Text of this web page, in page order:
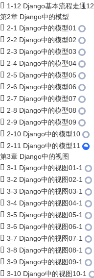
1-12 Django基本流程走通12
第2章 Django中的模型
2-1 Django中的模型01
2-2 Django中的模型02
2-3 Django中的模型03
2-4 Django中的模型04
2-5 Django中的模型05
2-6 Django中的模型06
2-7 Django中的模型07
2-8 Django中的模型08
2-9 Django中的模型09
2-10 Django中的模型10
2-11 Django中的模型11
第3章 Django中的视图
3-1 Django中的视图01-1
3-2 Django中的视图02-1
3-3 Django中的视图03-1
3-4 Django中的视图04-1
3-5 Django中的视图05-1
3-6 Django中的视图06-1
3-7 Django中的视图07-1
3-8 Django中的视图08-1
3-9 Django中的视图09-1
3-10 Django中的视图10-1